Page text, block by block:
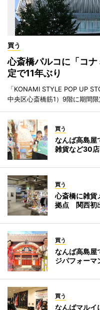
買う
心斎橋パルコに「コ
定で11年ぶり
「KONAMI STYLE POP UP
中央区心斎橋筋1）9階に期間限
買う
なんば高島屋
雑貨など30
買う
心斎橋に雑貨
拠点 関西初
買う
なんば高島
ジパフォーマ
買う
なんばマルイ